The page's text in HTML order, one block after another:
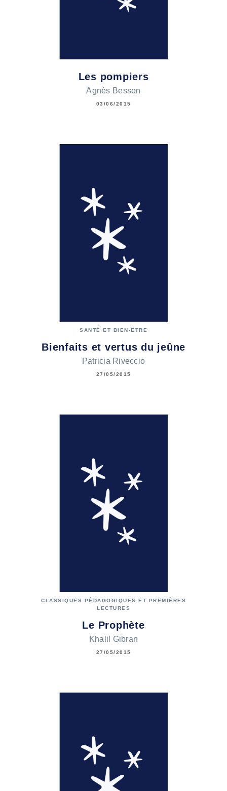
Les pompiers
Agnès Besson
03/06/2015
SANTÉ ET BIEN-ÊTRE
Bienfaits et vertus du jeûne
Patricia Riveccio
27/05/2015
CLASSIQUES PÉDAGOGIQUES ET PREMIÈRES
LECTURES
Le Prophète
Khalil Gibran
27/05/2015